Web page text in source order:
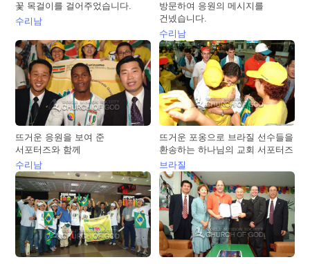
꽃 목걸이를 걸어주었습니다.
수리남
방문하여 응원의 메시지를
건넸습니다.
수리남
뜨거운 응원을 보여 준
서포터즈와 함께
수리남
뜨거운 포옹으로 브라질 선수들을
환송하는 하나님의 교회 서포터즈
브라질